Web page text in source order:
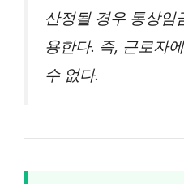
산정될 경우 통상임
용한다. 즉, 근로자
수 없다.